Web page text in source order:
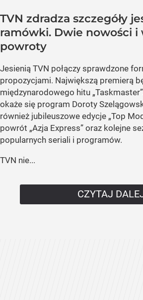
TVN zdradza szczegóły
ramówki. Dwie nowości i
powroty
Jesienią TVN połączy sprawdzone
propozycjami. Największą premierą
międzynarodowego hitu
okaże się program Doroty
również jubileuszowe edycje „Top
powrót „Azja Express” oraz kolejne
popularnych seriali i programów.
TVN nie...
CZYTAJ